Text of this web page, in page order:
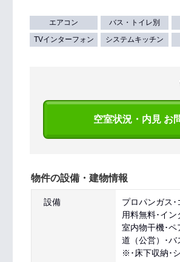
エアコン バス・トイレ別
TVインターフォン
システムキッチン
空室状況・内見 お
物件の設備・建物情報
設備
プロパンガス･
用料無料･イ
室内物干機･ペ
道（公営）･バ
※･床下収納･